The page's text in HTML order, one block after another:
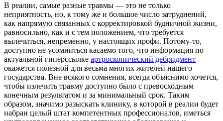
В рeaлии, сaмыe разные травмы — это не только
неприятность, но, к тому же и большое число затруднений,
как напрямую связанных с корректировкой будничной жизни,
равносильно, как и с тем положением, что требуется
вылечиться, непременно, у настоящих профи. Потому-то,
доступно не усомниться касаемо того, что информация по
актуальной гиперссылке артроскопический дебридмент
окажется полезной для весьма многих жителей нашего
государства. Вне всякого сомнения, всегда объяснимо хочется,
чтобы излечить травму доступно было с превосходным
конечным результатом и за минимальный срок. Таким
образом, значимо разыскать клинику, в которой в реалии будет
набран целый штат компетентных профессионалов, иметься